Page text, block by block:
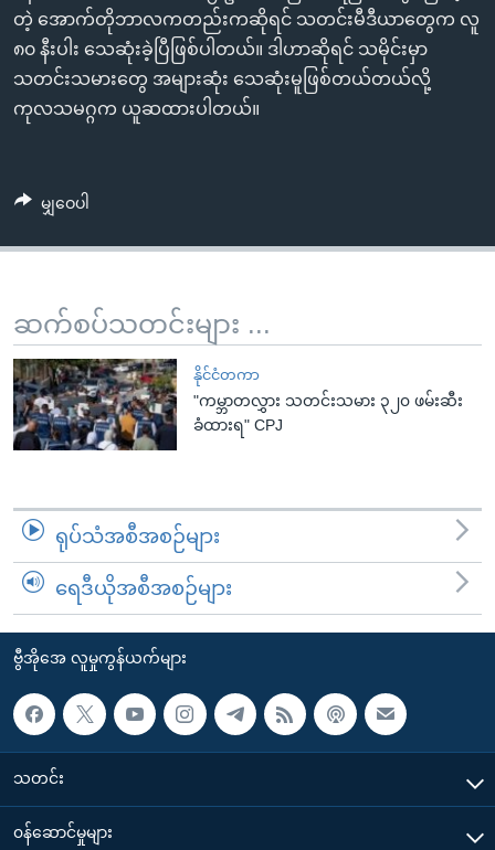
ကြည့်
ရန်
ရှာဖွေ
ရန်
ကျော်
ဘာသာစကားများ
တဲ့ အောက်တိုဘာလကတည်းကဆိုရင် သတင်းမီဒီယာတွေက လူ
၈၀ နီးပါး သေဆုံးခဲ့ပြီဖြစ်ပါတယ်။ ဒါဟာဆိုရင် သမိုင်းမှာ
သတင်းသမားတွေ အများဆုံး သေဆုံးမူဖြစ်တယ်တယ်လို့
ကုလသမဂ္ဂက ယူဆထားပါတယ်။
မျှဝေပါ
ဆက်စပ်သတင်းများ ...
နိုင်ငံတကာ
"ကမ္ဘာတလွှား သတင်းသမား ၃၂၀ ဖမ်းဆီး
ခံထားရ" CPJ
ရုပ်သံအစီအစဉ်များ
ရေဒီယိုအစီအစဉ်များ
ဗွီအိုအေ လူမှုကွန်ယက်များ
သတင်း
၀န်ဆောင်မှုများ